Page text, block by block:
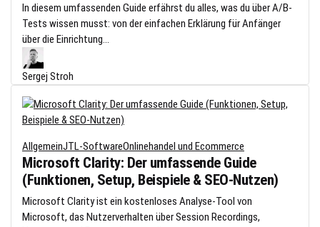
In diesem umfassenden Guide erfährst du alles, was du über A/B-
Tests wissen musst: von der einfachen Erklärung für Anfänger
über die Einrichtung...
Sergej Stroh
AllgemeinJTL-SoftwareOnlinehandel und Ecommerce
Microsoft Clarity: Der umfassende Guide
(Funktionen, Setup, Beispiele & SEO-Nutzen)
Microsoft Clarity ist ein kostenloses Analyse-Tool von
Microsoft, das Nutzerverhalten über Session Recordings,